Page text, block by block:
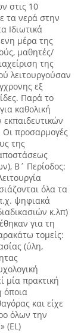
στις 10
τα νερά στην
Ιδιωτικά
μέρα της
μαθητές/
της
λειτουργούσαν
εξ
Παρά το
καθολική
Οι προσαρμογές
της
Β΄ Περίοδος:
όλα τα
ψηφιακά
κ.λπ)
για τη
τομείς:
(ύλη,
μία πρακτική
όποια
και είχε
όλων την
(EL)